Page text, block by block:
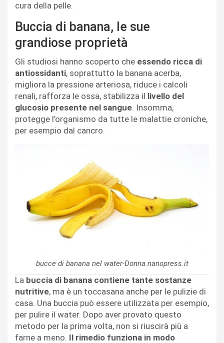
cura della pelle.
Buccia di banana, le sue
grandiose proprietà
Gli studiosi hanno scoperto che essendo ricca di
antiossidanti, soprattutto la banana acerba,
migliora la pressione arteriosa, riduce i calcoli
renali, rafforza le ossa, stabilizza il livello del
glucosio presente nel sangue. Insomma,
protegge l’organismo da tutte le malattie croniche,
per esempio dal cancro.
bucce di banana nel water-Donna.nanopress.it
La buccia di banana contiene tante sostanze
nutritive, ma è un toccasana anche per le pulizie di
casa. Una buccia può essere utilizzata per esempio,
per pulire il water. Dopo aver provato questo
metodo per la prima volta, non si riuscirà più a
farne a meno. Il rimedio funziona in modo